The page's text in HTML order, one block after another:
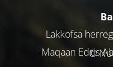
Lakkofsa
Maqaan Edris
©